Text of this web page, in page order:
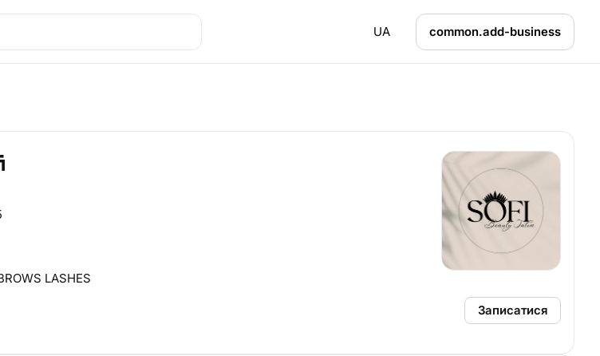
UA common.add-business
LASHES
Записатися